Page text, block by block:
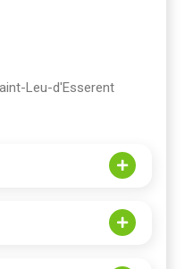
Leu-d'Esserent